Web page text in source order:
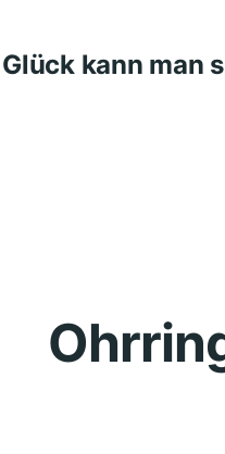
kann man